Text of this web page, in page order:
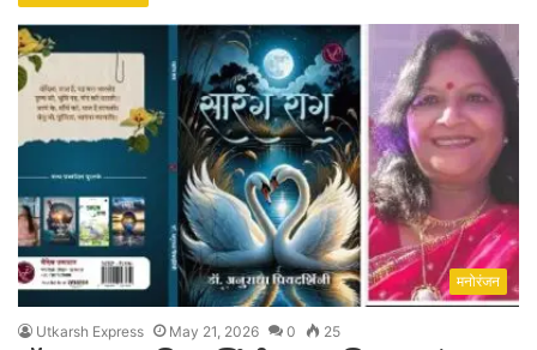
मनोरंजन
Utkarsh Express May 21, 2026 0 25